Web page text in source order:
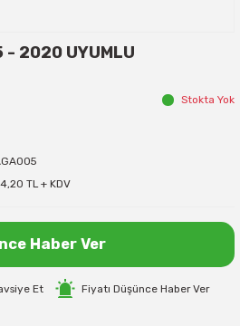
- 2020 UYUMLU
Stokta Yok
TL + KDV
Haber Ver
Et Fiyatı Düşünce Haber Ver